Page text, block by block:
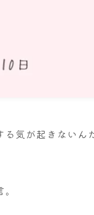
る気が起きないん